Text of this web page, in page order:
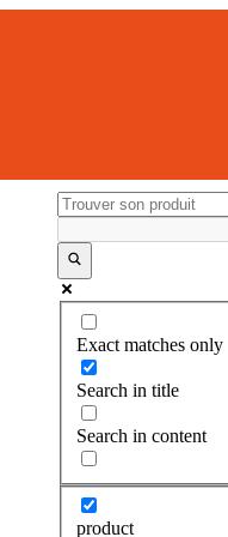
Exact matches only
Search in title
Search in content
product